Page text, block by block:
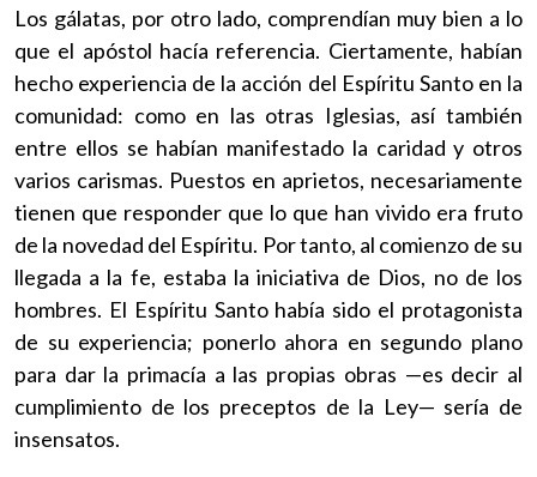
Los gálatas, por otro lado, comprendían muy bien a lo
que el apóstol hacía referencia. Ciertamente, habían
hecho experiencia de la acción del Espíritu Santo en la
comunidad: como en las otras Iglesias, así también
entre ellos se habían manifestado la caridad y otros
varios carismas. Puestos en aprietos, necesariamente
tienen que responder que lo que han vivido era fruto
de la novedad del Espíritu. Por tanto, al comienzo de su
llegada a la fe, estaba la iniciativa de Dios, no de los
hombres. El Espíritu Santo había sido el protagonista
de su experiencia; ponerlo ahora en segundo plano
para dar la primacía a las propias obras —es decir al
cumplimiento de los preceptos de la Ley— sería de
insensatos.